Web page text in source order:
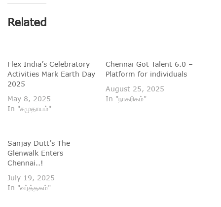
Related
Flex India’s Celebratory
Activities Mark Earth Day
2025
May 8, 2025
In "சமுதாயம்"
Chennai Got Talent 6.0 –
Platform for individuals
August 25, 2025
In "நாகரிகம்"
Sanjay Dutt’s The
Glenwalk Enters
Chennai..!
July 19, 2025
In "வர்த்தகம்"